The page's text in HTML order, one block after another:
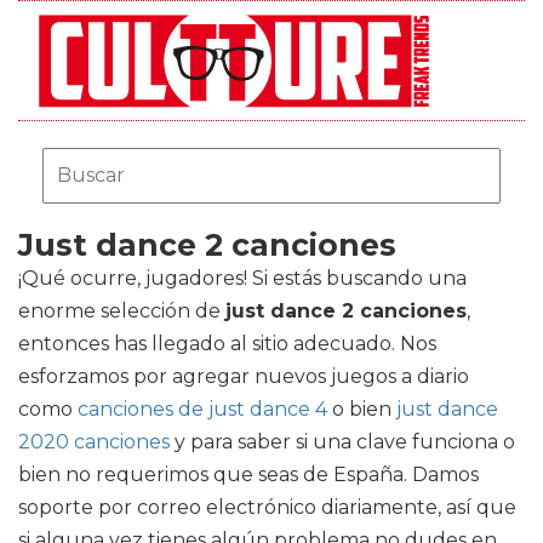
Just dance 2 canciones
¡Qué ocurre, jugadores! Si estás buscando una
enorme selección de just dance 2 canciones,
entonces has llegado al sitio adecuado. Nos
esforzamos por agregar nuevos juegos a diario
como canciones de just dance 4o bien just dance
2020 canciones y para saber si una clave funciona o
bien no requerimos que seas de España. Damos
soporte por correo electrónico diariamente, así que